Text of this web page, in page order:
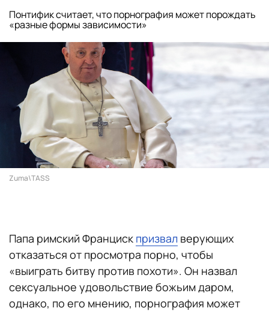
Понтифик считает, что порнография может порождать
«разные формы зависимости»
Zuma\TASS
Папа римский Франциск призвал верующих
отказаться от просмотра порно, чтобы
«выиграть битву против похоти». Он назвал
сексуальное удовольствие божьим даром,
однако, по его мнению, порнография может